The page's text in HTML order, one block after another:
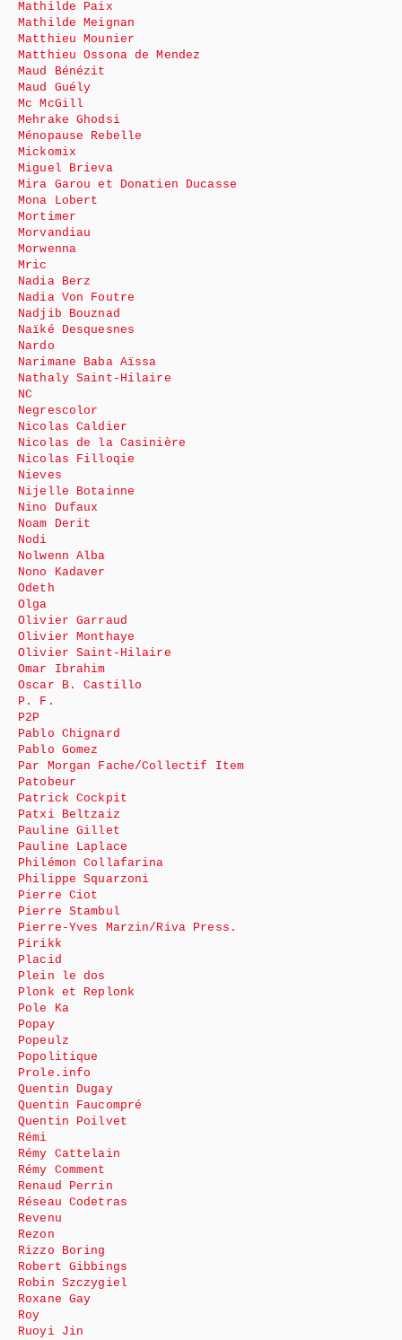
Mathilde Paix
Mathilde Meignan
Matthieu Mounier
Matthieu Ossona de Mendez
Maud Bénézit
Maud Guély
Mc McGill
Mehrake Ghodsi
Ménopause Rebelle
Mickomix
Miguel Brieva
Mira Garou et Donatien Ducasse
Mona Lobert
Mortimer
Morvandiau
Morwenna
Mric
Nadia Berz
Nadia Von Foutre
Nadjib Bouznad
Naïké Desquesnes
Nardo
Narimane Baba Aïssa
Nathaly Saint-Hilaire
NC
Negrescolor
Nicolas Caldier
Nicolas de la Casinière
Nicolas Filloqie
Nieves
Nijelle Botainne
Nino Dufaux
Noam Derit
Nodi
Nolwenn Alba
Nono Kadaver
Odeth
Olga
Olivier Garraud
Olivier Monthaye
Olivier Saint-Hilaire
Omar Ibrahim
Oscar B. Castillo
P. F.
P2P
Pablo Chignard
Pablo Gomez
Par Morgan Fache/Collectif Item
Patobeur
Patrick Cockpit
Patxi Beltzaiz
Pauline Gillet
Pauline Laplace
Philémon Collafarina
Philippe Squarzoni
Pierre Ciot
Pierre Stambul
Pierre-Yves Marzin/Riva Press.
Pirikk
Placid
Plein le dos
Plonk et Replonk
Pole Ka
Popay
Popeulz
Popolitique
Prole.info
Quentin Dugay
Quentin Faucompré
Quentin Poilvet
Rémi
Rémy Cattelain
Rémy Comment
Renaud Perrin
Réseau Codetras
Revenu
Rezon
Rizzo Boring
Robert Gibbings
Robin Szczygiel
Roxane Gay
Roy
Ruoyi Jin